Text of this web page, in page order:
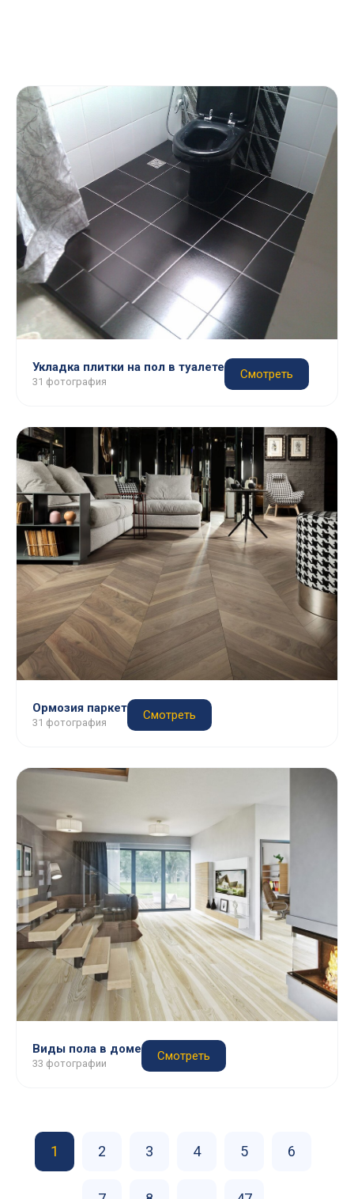
Укладка плитки на пол в туалете
31 фотография
Смотреть
Ормозия паркет
31 фотография
Смотреть
Виды пола в доме
33 фотографии
Смотреть
1 2 3 4 5 6